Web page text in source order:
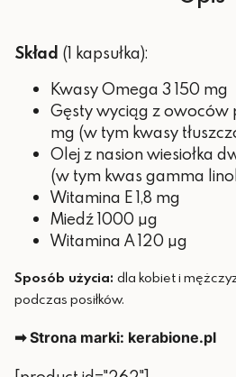
Skład (1 kapsułka):
Kwasy Omega 3 150 mg
Gęsty wyciąg z owoców
mg (w tym kwasy
Olej z nasion wiesiołka
(w tym kwas gamma
Witamina E 1,8 mg
Miedź 1000 µg
Witamina A 120 µg
Sposób użycia: dla kobiet i
podczas posiłków.
➡ Strona marki: kerabione.pl